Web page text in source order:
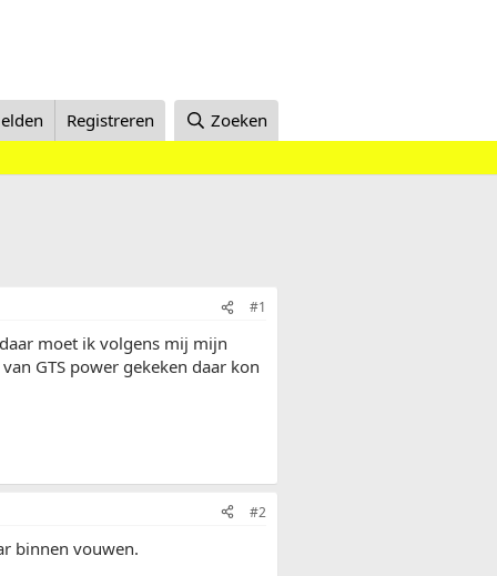
Registreren Zoeken
#1
moet ik volgens mij mijn
GTS power gekeken daar kon
#2
binnen vouwen.